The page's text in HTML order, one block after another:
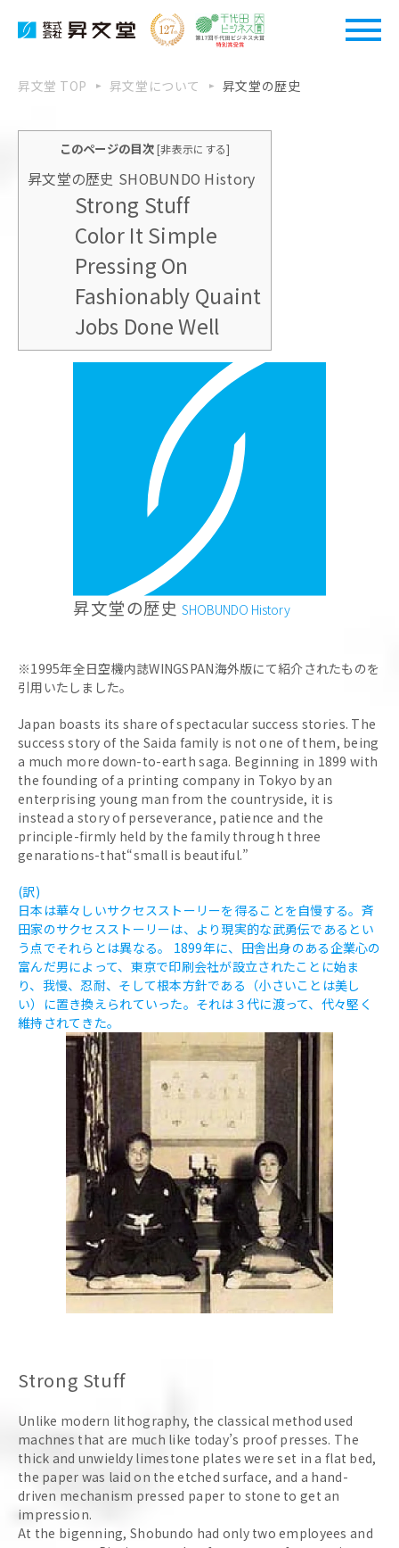
昇文堂 TOP 昇文堂について 昇文堂の歴史
このページの目次 [非表示にする]
昇文堂の歴史 SHOBUNDO History
Strong Stuff
Color It Simple
Pressing On
Fashionably Quaint
Jobs Done Well
昇文堂の歴史 SHOBUNDO History
※1995年全日空機内誌WINGSPAN海外版にて紹介されたものを
引用いたしました。
Japan boasts its share of spectacular success stories. The
success story of the Saida family is not one of them, being
a much more down-to-earth saga. Beginning in 1899 with
the founding of a printing company in Tokyo by an
enterprising young man from the countryside, it is
instead a story of perseverance, patience and the
principle-firmly held by the family through three
genarations-that“small is beautiful.”
(訳)
日本は華々しいサクセスストーリーを得ることを自慢する。斉
田家のサクセスストーリーは、より現実的な武勇伝であるとい
う点でそれらとは異なる。 1899年に、田舎出身のある企業心の
富んだ男によって、東京で印刷会社が設立されたことに始ま
り、我慢、忍耐、そして根本方針である（小さいことは美し
い）に置き換えられていった。それは３代に渡って、代々堅く
維持されてきた。
Strong Stuff
Unlike modern lithography, the classical method used
machnes that are much like today’s proof presses. The
thick and unwieldy limestone plates were set in a flat bed,
the paper was laid on the etched surface, and a hand-
driven mechanism pressed paper to stone to get an
impression.
At the bigenning, Shobundo had only two employees and